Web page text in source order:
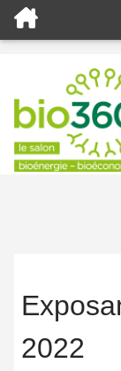
2022